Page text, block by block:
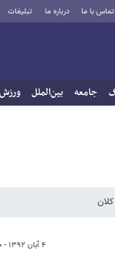
تماس با ما درباره ما تبلیغات
جامعه بین‌الملل ورزش
۴ آبان ۱۳۹۲ - ۰۹:۴۰